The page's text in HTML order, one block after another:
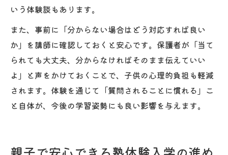
いう体験談もあります。
また、事前に「分からない場合はどう対応すれば良い
か」を講師に確認しておくと安心です。保護者が「当て
られても大丈夫、分からなければそのまま伝えていい
よ」と声をかけておくことで、子供の心理的負担も軽減
されます。体験を通じて「質問されることに慣れる」こ
と自体が、今後の学習姿勢にも良い影響を与えます。